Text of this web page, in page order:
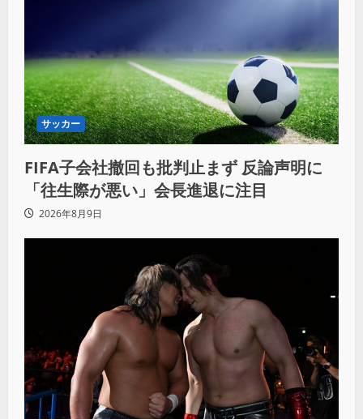
サッカー
FIFA子会社撤回も批判止まず 反論声明に
「往生際が悪い」会長進退に注目
2026年8月9日